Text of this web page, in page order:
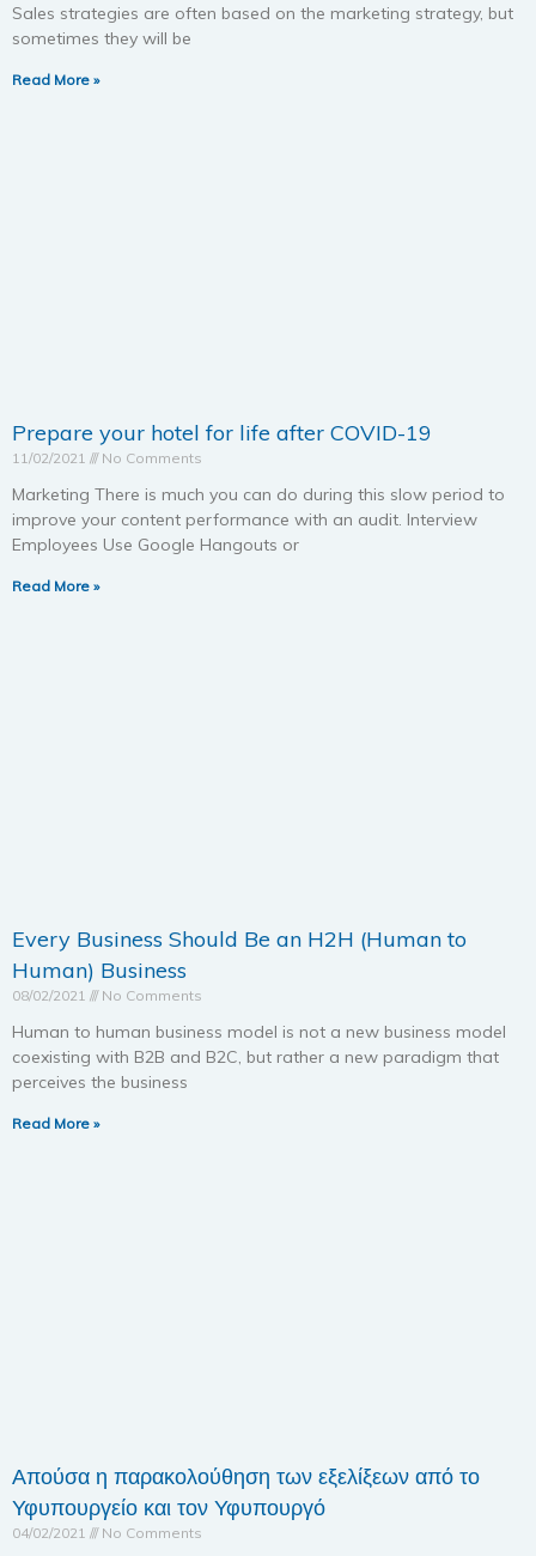
Sales strategies are often based on the marketing strategy, but
sometimes they will be
Read More »
Prepare your hotel for life after COVID-19
11/02/2021 No Comments
Marketing There is much you can do during this slow period to
improve your content performance with an audit. Interview
Employees Use Google Hangouts or
Read More »
Every Business Should Be an H2H (Human to
Human) Business
08/02/2021 No Comments
Human to human business model is not a new business model
coexisting with B2B and B2C, but rather a new paradigm that
perceives the business
Read More »
Απούσα η παρακολούθηση των εξελίξεων από το
Υφυπουργείο και τον Υφυπουργό
04/02/2021 No Comments